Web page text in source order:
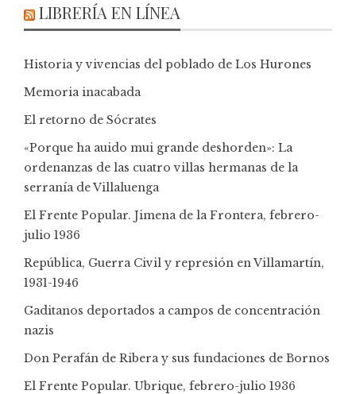
LIBRERÍA EN LÍNEA
Historia y vivencias del poblado de Los Hurones
Memoria inacabada
El retorno de Sócrates
«Porque ha auido mui grande deshorden»: La
ordenanzas de las cuatro villas hermanas de la
serranía de Villaluenga
El Frente Popular. Jimena de la Frontera, febrero-
julio 1936
República, Guerra Civil y represión en Villamartín,
1931-1946
Gaditanos deportados a campos de concentración
nazis
Don Perafán de Ribera y sus fundaciones de Bornos
El Frente Popular. Ubrique, febrero-julio 1936